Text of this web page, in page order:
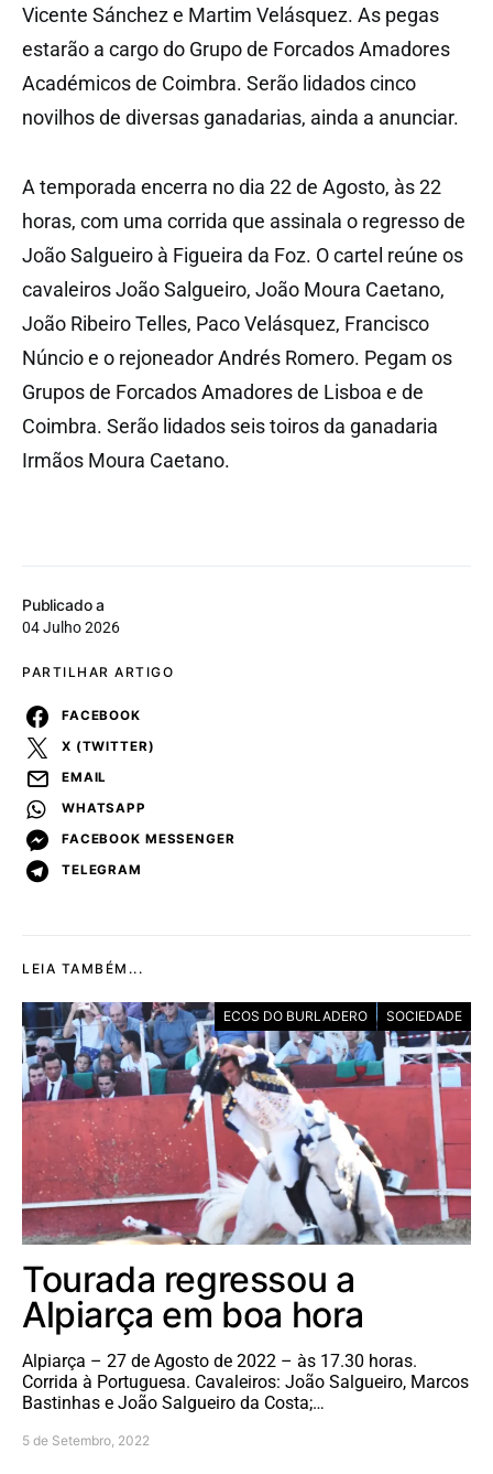
Publicado a
04 Julho 2026
PARTILHAR ARTIGO
FACEBOOK
X (TWITTER)
EMAIL
WHATSAPP
FACEBOOK MESSENGER
TELEGRAM
Vicente Sánchez e Martim Velásquez. As pegas
estarão a cargo do Grupo de Forcados Amadores
Académicos de Coimbra. Serão lidados cinco
novilhos de diversas ganadarias, ainda a anunciar.
A temporada encerra no dia 22 de Agosto, às 22
horas, com uma corrida que assinala o regresso de
João Salgueiro à Figueira da Foz. O cartel reúne os
cavaleiros João Salgueiro, João Moura Caetano,
João Ribeiro Telles, Paco Velásquez, Francisco
Núncio e o rejoneador Andrés Romero. Pegam os
Grupos de Forcados Amadores de Lisboa e de
Coimbra. Serão lidados seis toiros da ganadaria
Irmãos Moura Caetano.
LEIA TAMBÉM...
ECOS DO BURLADERO SOCIEDADE
Tourada regressou a
Alpiarça em boa hora
Alpiarça – 27 de Agosto de 2022 – às 17.30 horas.
Corrida à Portuguesa. Cavaleiros: João Salgueiro, Marcos
Bastinhas e João Salgueiro da Costa;…
5 de Setembro, 2022